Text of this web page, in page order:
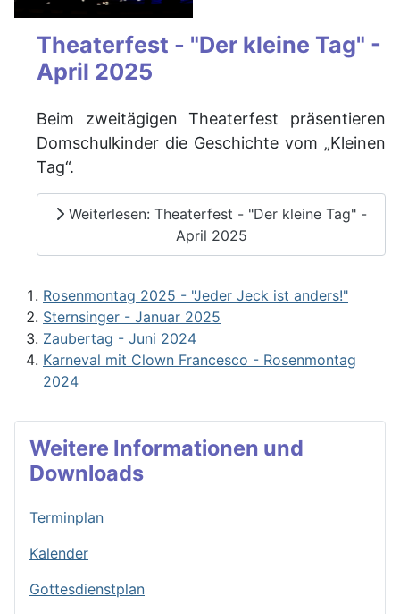
Theaterfest - "Der kleine Tag" -
April 2025
Beim zweitägigen Theaterfest präsentieren
Domschulkinder die Geschichte vom „Kleinen
Tag“.
Weiterlesen: Theaterfest - "Der kleine Tag" -
April 2025
Rosenmontag 2025 - "Jeder Jeck ist anders!"
Sternsinger - Januar 2025
Zaubertag - Juni 2024
Karneval mit Clown Francesco - Rosenmontag
2024
Weitere Informationen und
Downloads
Terminplan
Kalender
Gottesdienstplan